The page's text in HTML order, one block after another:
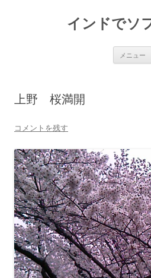
インドでソ
メニュー
上野 桜満開
コメントを残す